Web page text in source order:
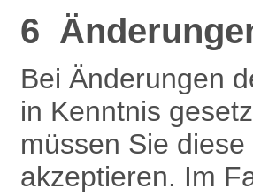
6
Bei Änderungen
in Kenntnis
müssen Sie
akzeptieren. Im